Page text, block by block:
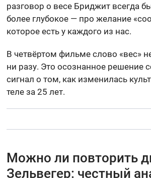
разговор о весе Бриджит всегда
более глубокое — про желание
которое есть у каждого из нас.
В четвёртом фильме слово «вес»
ни разу. Это осознанное решение
сигнал о том, как изменилась
теле за 25 лет.
Можно ли повторить
Зельвегер: честный